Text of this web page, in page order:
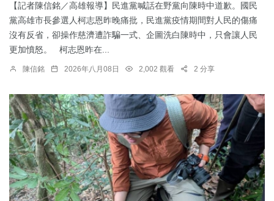
【記者陳信銘／高雄報導】民進黨喊話在野黨向陳時中道歉。國民
黨高雄市長參選人柯志恩昨晚痛批，民進黨疫情期間對人民的傷痛
沒有反省，卻操作慈濟遭詐騙一式、企圖洗白陳時中，只會讓人民
更加憤怒。 柯志恩昨在...
陳信銘 2026年八月08日 2,002 觀看 2 分享